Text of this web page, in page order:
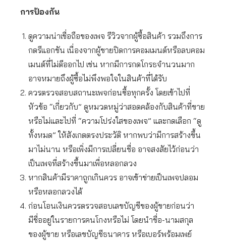
การป้องกัน
ดูความน่าเชื่อถือของเพจ รีวิวจากผู้ซื้อสินค้า รวมถึงการ
กดรีแอกชัน เนื่องจากผู้ขายปิดการคอมเมนต์หรือลบคอม
เมนต์ที่ไม่ดีออกไป เช่น หากมีการกดโกรธจำนวนมาก
อาจหมายถึงผู้ซื้อไม่พึงพอใจในสินค้าที่ได้รับ
ควรตรวจสอบสถานะเพจก่อนซื้อทุกครั้ง โดยเข้าไปที่
หัวข้อ “เกี่ยวกับ” ดูหมวดหมู่ว่าสอดคล้องกับสินค้าที่ขาย
หรือไม่และไปที่ “ความโปร่งใสของเพจ” และกดเลือก “ดู
ทั้งหมด” ให้สังเกตตรงประวัติ หากพบว่ามีการสร้างขึ้น
มาไม่นาน หรือเพิ่งมีการเปลี่ยนชื่อ อาจสงสัยไว้ก่อนว่า
เป็นเพจที่สร้างขึ้นมาเพื่อหลอกลวง
หากสินค้ามีราคาถูกเกินควร อาจเข้าข่ายเป็นเพจปลอม
หรือหลอกลวงได้
ก่อนโอนเงินควรตรวจสอบเลขบัญชีของผู้ขายก่อนว่า
มีชื่ออยู่ในรายการคนโกงหรือไม่ โดยนำชื่อ-นามสกุล
ของผู้ขาย หรือเลขบัญชีธนาคาร หรือเบอร์พร้อมเพย์